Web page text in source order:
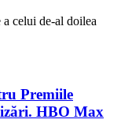
a celui de-al doilea
Premiile
HBO Max